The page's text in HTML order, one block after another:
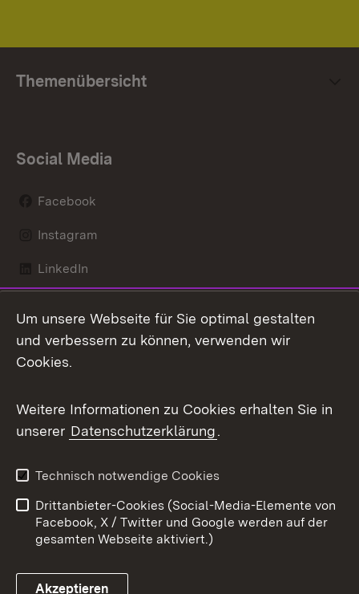
Themenübersicht
Social Media
Facebook
Instagram
LinkedIn
X / Twitter
Youtube
Kontakt
Datenschutz
Barrierefreiheit
Impressum
Cookies
Um unsere Webseite für Sie optimal gestalten
und verbessern zu können, verwenden wir
Cookies.
Weitere Informationen zu Cookies erhalten Sie in
unserer Datenschutzerklärung.
Technisch notwendige Cookies
Drittanbieter-Cookies (Social-Media-Elemente von
Facebook, X / Twitter und Google werden auf der
gesamten Webseite aktiviert.)
Akzeptieren